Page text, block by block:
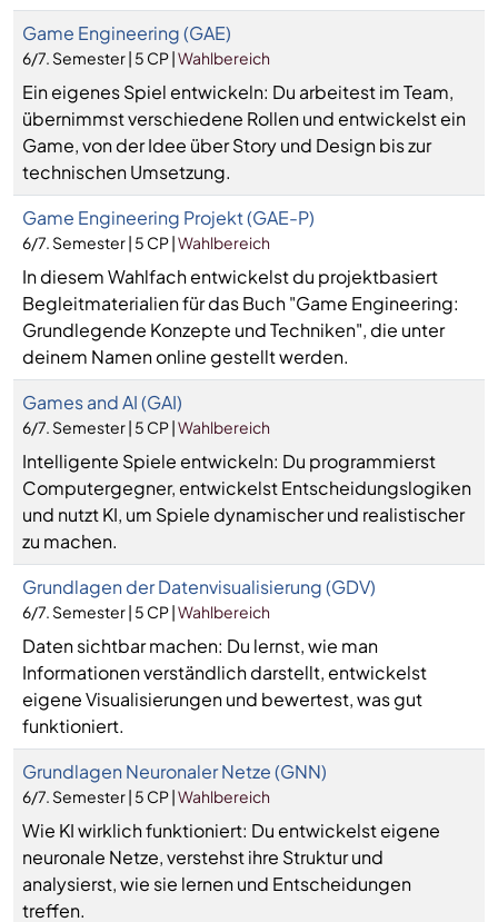
Game Engineering (GAE)
6/7. Semester | 5 CP |Wahlbereich
Ein eigenes Spiel entwickeln: Du arbeitest im Team,
übernimmst verschiedene Rollen und entwickelst ein
Game, von der Idee über Story und Design bis zur
technischen Umsetzung.
Game Engineering Projekt (GAE-P)
6/7. Semester | 5 CP |Wahlbereich
In diesem Wahlfach entwickelst du projektbasiert
Begleitmaterialien für das Buch "Game Engineering:
Grundlegende Konzepte und Techniken", die unter
deinem Namen online gestellt werden.
Games and AI (GAI)
6/7. Semester | 5 CP |Wahlbereich
Intelligente Spiele entwickeln: Du programmierst
Computergegner, entwickelst Entscheidungslogiken
und nutzt KI, um Spiele dynamischer und realistischer
zu machen.
Grundlagen der Datenvisualisierung (GDV)
6/7. Semester | 5 CP |Wahlbereich
Daten sichtbar machen: Du lernst, wie man
Informationen verständlich darstellt, entwickelst
eigene Visualisierungen und bewertest, was gut
funktioniert.
Grundlagen Neuronaler Netze (GNN)
6/7. Semester | 5 CP |Wahlbereich
Wie KI wirklich funktioniert: Du entwickelst eigene
neuronale Netze, verstehst ihre Struktur und
analysierst, wie sie lernen und Entscheidungen
treffen.